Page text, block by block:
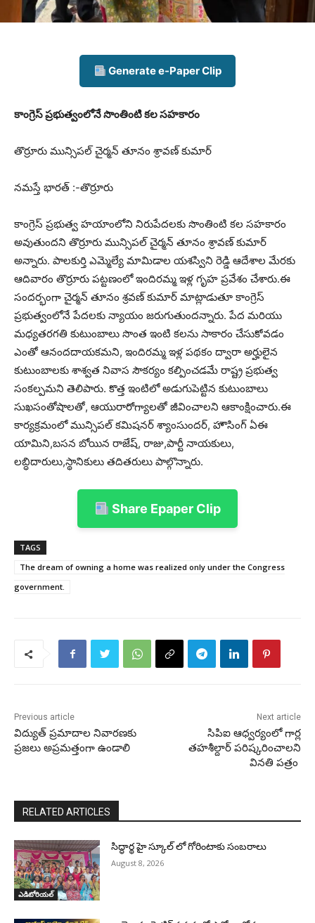
Generate e-Paper Clip
కాంగ్రెస్ ప్రభుత్వంలోనే సొంతింటి కల సహకారం
తొర్రూరు మున్సిపల్ చైర్మన్ తూనం శ్రావణ్ కుమార్
నమస్తే భారత్ :-తొర్రూరు
కాంగ్రెస్ ప్రభుత్వ హయాంలోని నిరుపేదలకు సొంతింటి కల సహకారం
అవుతుందని తొర్రూరు మున్సిపల్ చైర్మన్ తూనం శ్రావణ్ కుమార్
అన్నారు. పాలకుర్తి ఎమ్మెల్యే మామిడాల యశస్విని రెడ్డి ఆదేశాల మేరకు
ఆదివారం తొర్రూరు పట్టణంలో ఇందిరమ్మ ఇళ్ల గృహ ప్రవేశం చేశారు.ఈ
సందర్భంగా చైర్మన్ తూనం శ్రవణ్ కుమార్ మాట్లాడుతూ కాంగ్రెస్
ప్రభుత్వంలోనే పేదలకు న్యాయం జరుగుతుందన్నారు. పేద మరియు
మధ్యతరగతి కుటుంబాలు సొంత ఇంటి కలను సాకారం చేసుకోవడం
ఎంతో ఆనందదాయకమని, ఇందిరమ్మ ఇళ్ల పథకం ద్వారా అర్హులైన
కుటుంబాలకు శాశ్వత నివాస సౌకర్యం కల్పించడమే రాష్ట్ర ప్రభుత్వ
సంకల్పమని తెలిపారు. కొత్త ఇంటిలో అడుగుపెట్టిన కుటుంబాలు
సుఖసంతోషాలతో, ఆయురారోగ్యాలతో జీవించాలని ఆకాంక్షించారు.ఈ
కార్యక్రమంలో మున్సిపల్ కమిషనర్ శ్యాంసుందర్, హౌసింగ్ ఏఈ
యామిని,బసన బోయిన రాజేష్, రాజు,పార్టీ నాయకులు,
లబ్ధిదారులు,స్థానికులు తదితరులు పాల్గొన్నారు.
Share Epaper Clip
TAGS
The dream of owning a home was realized only under the Congress
government.
Previous article
విద్యుత్ ప్రమాదాల నివారణకు
ప్రజలు అప్రమత్తంగా ఉండాలి
Next article
సిపిఐ ఆధ్వర్యంలో గార్ల
తహశీల్దార్ పరిష్కరించాలని
వినతి పత్రం
RELATED ARTICLES
ఎడిటోరియల్
సిద్ధార్థ హై స్కూల్ లో గోరింటాకు సంబరాలు
August 8, 2026